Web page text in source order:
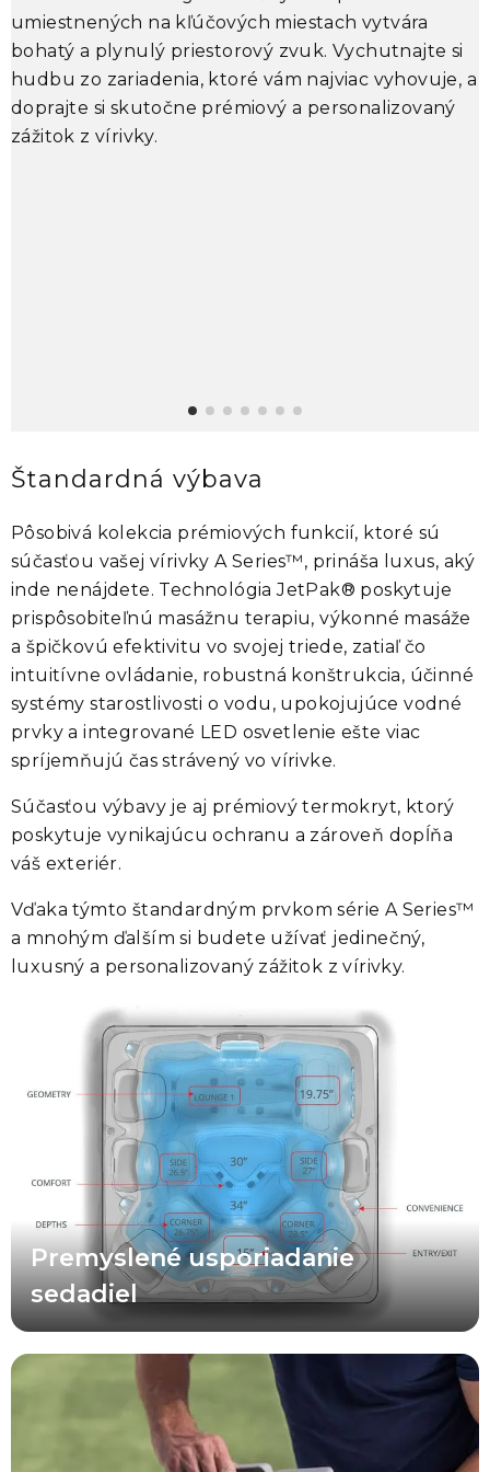
umiestnených na kľúčových miestach vytvára
bohatý a plynulý priestorový zvuk. Vychutnajte si
hudbu zo zariadenia, ktoré vám najviac vyhovuje, a
doprajte si skutočne prémiový a personalizovaný
zážitok z vírivky.
Štandardná výbava
Pôsobivá kolekcia prémiových funkcií, ktoré sú
súčasťou vašej vírivkyA Series™, prináša luxus, aký
inde nenájdete. TechnológiaJetPak® poskytuje
prispôsobiteľnú masážnu terapiu, výkonné masáže
a špičkovú efektivitu vo svojej triede, zatiaľ čo
intuitívne ovládanie, robustná konštrukcia, účinné
systémy starostlivosti o vodu, upokojujúce vodné
prvky a integrované LED osvetlenie ešte viac
spríjemňujú čas strávený vo vírivke.
Súčasťou výbavy je aj prémiový termokryt, ktorý
poskytuje vynikajúcu ochranu a zároveň dopĺňa
váš exteriér.
Vďaka týmto štandardným prvkom série A Series™
a mnohým ďalším si budete užívať jedinečný,
luxusný a personalizovaný zážitok z vírivky.
Premyslené usporiadanie
sedadiel
Všetky usporiadania, sedadlá a umiestnenia trysiek vo vírivkách A
Series™ boli starostlivo prehodnotené tak, aby poskytovali
optimálny terapeutický zážitok pre čo najširší okruh používateľov a
rôzne situácie. To zahŕňa premyslenú kombináciu rôznych hĺbok
sedadiel v každom modeli, vylepšenú ergonómiu sedenia, lepšie
nasmerovanie trysiek, dôraz na bezpečný vstup a výstup z vírivky
a zdokonalené prémiové sedadlá umiestnené v blízkosti
praktických prvkov, ako sú pomocné ovládacie prvky a držiaky na
nápoje.
Vďaka dvojitým nasávacím otvorom pre účinnejšie zachytávanie
nečistôt z hladiny a konštrukcii integrovanej do steny, ktorá šetrí
veľké množstvo priestoru na sedenie, využíva tento prvý plochý
filter svojho druhu v odvetví celú filtračnú plochu namiesto len
malej časti, ako je to pri väčšine okrúhlych filtrov. A čo je ešte
lepšie, určite oceníte pohodlie a úsporu nákladov, ktoré prináša